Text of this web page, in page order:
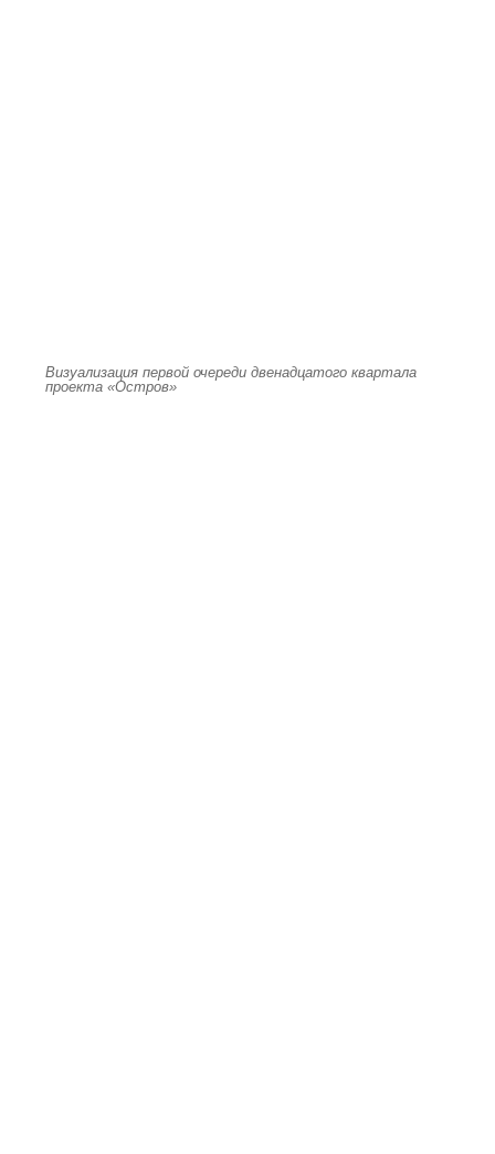
Визуализация первой очереди двенадцатого квартала
проекта «Остров»